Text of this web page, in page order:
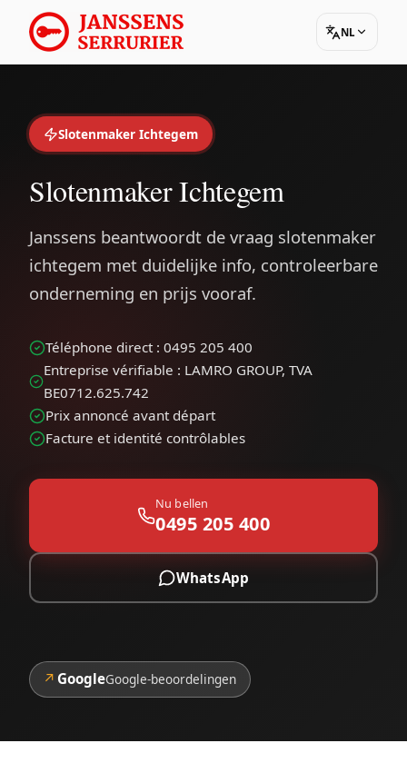
NL
Slotenmaker Ichtegem
Slotenmaker Ichtegem
Janssens beantwoordt de vraag slotenmaker
ichtegem met duidelijke info, controleerbare
onderneming en prijs vooraf.
Téléphone direct : 0495 205 400
Entreprise vérifiable : LAMRO GROUP, TVA
BE0712.625.742
Prix annoncé avant départ
Facture et identité contrôlables
Nu bellen
0495 205 400
WhatsApp
↗ GoogleGoogle-beoordelingen